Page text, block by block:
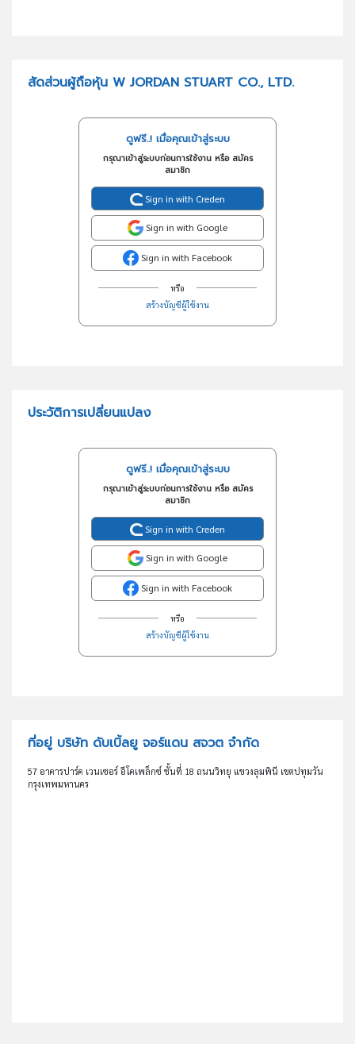
สัดส่วนผู้ถือหุ้น W JORDAN STUART CO., LTD.
ดูฟรี..! เมื่อคุณเข้าสู่ระบบ
กรุณาเข้าสู่ระบบก่อนการใช้งาน หรือ สมัคร
สมาชิก
Sign in with Creden
Sign in with Google
Sign in with Facebook
หรือ
สร้างบัญชีผู้ใช้งาน
ประวัติการเปลี่ยนแปลง
ดูฟรี..! เมื่อคุณเข้าสู่ระบบ
กรุณาเข้าสู่ระบบก่อนการใช้งาน หรือ สมัคร
สมาชิก
Sign in with Creden
Sign in with Google
Sign in with Facebook
หรือ
สร้างบัญชีผู้ใช้งาน
ที่อยู่ บริษัท ดับเบิ้ลยู จอร์แดน สจวต จำกัด
57 อาคารปาร์ค เวนเซอร์ อีโคเพล็กซ์ ชั้นที่ 18 ถนนวิทยุ แขวงลุมพินี เขตปทุมวัน
กรุงเทพมหานคร